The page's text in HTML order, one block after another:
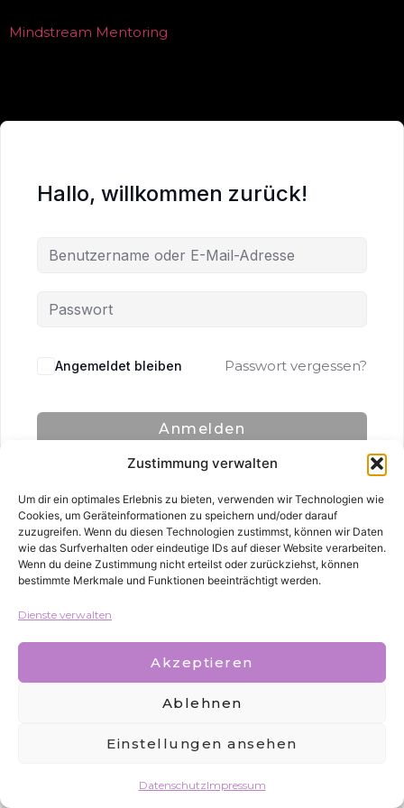
Zustimmung verwalten
Um dir ein optimales Erlebnis zu bieten, verwenden wir Technologien wie
Cookies, um Geräteinformationen zu speichern und/oder darauf
zuzugreifen. Wenn du diesen Technologien zustimmst, können wir Daten
wie das Surfverhalten oder eindeutige IDs auf dieser Website verarbeiten.
Wenn du deine Zustimmung nicht erteilst oder zurückziehst, können
bestimmte Merkmale und Funktionen beeinträchtigt werden.
Dienste verwalten
Akzeptieren
Ablehnen
Einstellungen ansehen
DatenschutzImpressum
Mindstream Mentoring
Hallo, willkommen zurück!
Angemeldet bleiben Passwort vergessen?
Anmelden
Alle Rechte vorbehalten